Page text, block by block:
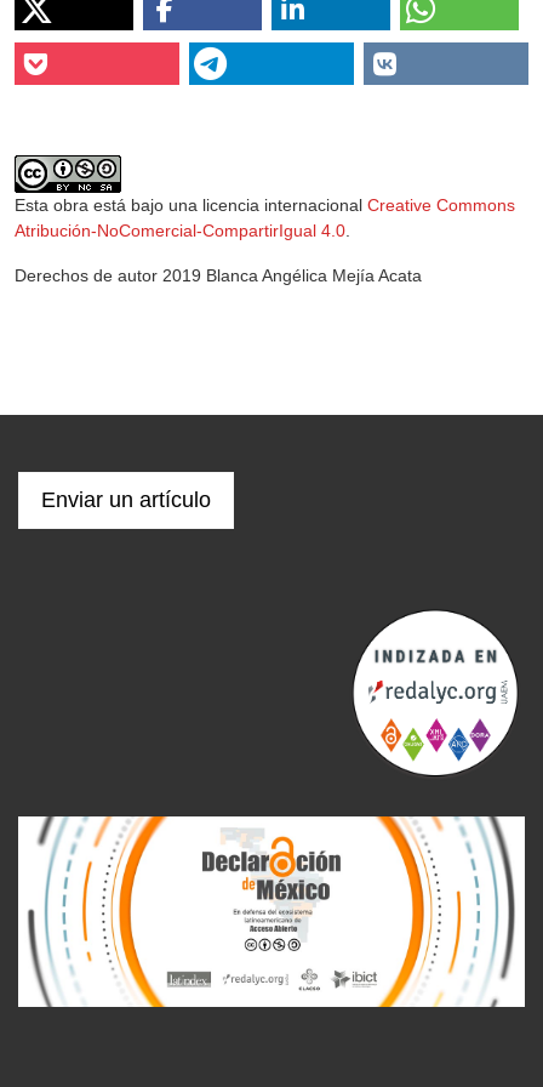
Esta obra está bajo una licencia internacional Creative Commons
Atribución-NoComercial-CompartirIgual 4.0.
Derechos de autor 2019 Blanca Angélica Mejía Acata
Enviar un artículo